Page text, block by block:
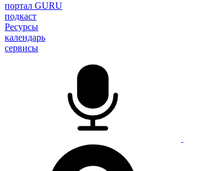
портал GURU
подкаст
Ресурсы
календарь
сервисы